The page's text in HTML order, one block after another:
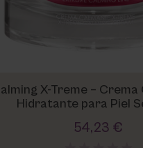
X-Treme – Crema
Hidratante para Piel
54,23 €